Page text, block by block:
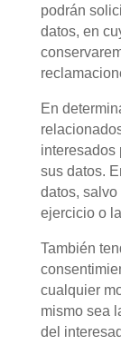
podrán
datos, en
En
interesados
sus datos.
datos, salvo
ejercicio o
También
cualquier
mismo sea
del